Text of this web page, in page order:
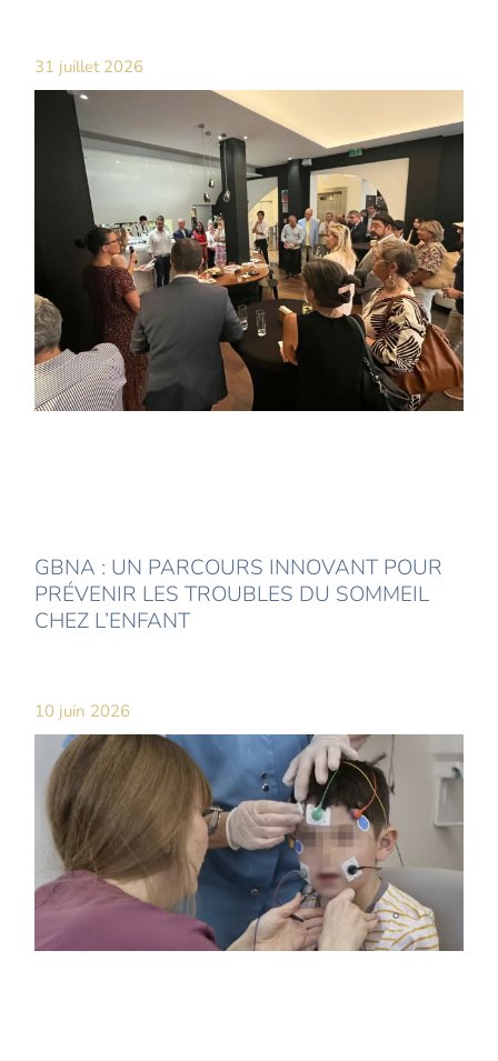
31 juillet 2026
GBNA : UN PARCOURS INNOVANT POUR
PRÉVENIR LES TROUBLES DU SOMMEIL
CHEZ L’ENFANT
10 juin 2026